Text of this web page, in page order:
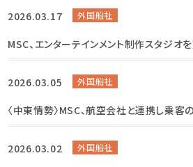
2026.03.17 外国船社
MSC、エンターテインメント制作スタジオ
2026.03.05 外国船社
〈中東情勢〉MSC、航空会社と連携し乗客
2026.03.02 外国船社